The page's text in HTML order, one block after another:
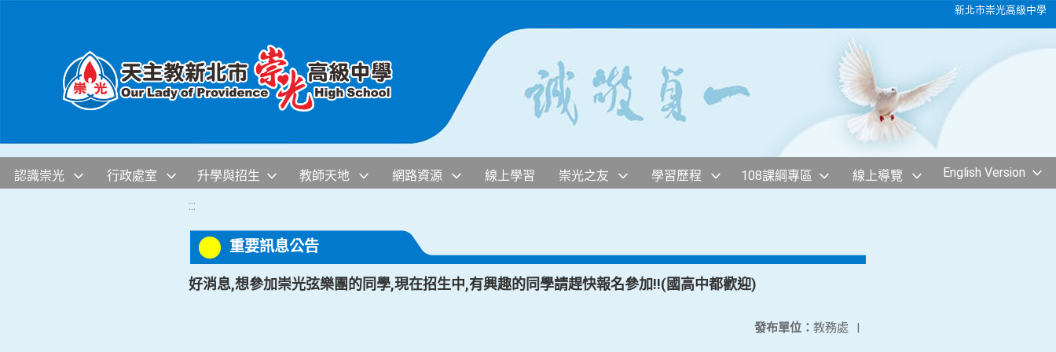
新北市崇光高級中學
認識崇光 行政處室 升學與招生 教師天地 網路資源 線上學習 崇光之友 學習歷程 108課綱專區 線上導覽 English Version
:::
重要訊息公告
好消息,想參加崇光弦樂團的同學,現在招生中,有興趣的同學請趕快報名參加!!(國高中都歡迎)
發布單位： 教務處 |